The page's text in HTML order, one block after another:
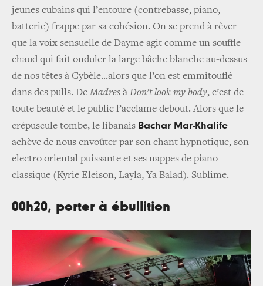
jeunes cubains qui l’entoure (contrebasse, piano,
batterie) frappe par sa cohésion. On se prend à rêver
que la voix sensuelle de Dayme agit comme un souffle
chaud qui fait onduler la large bâche blanche au-dessus
de nos têtes à Cybèle...alors que l’on est emmitouflé
dans des pulls. De Madres à Don’t look my body, c’est de
toute beauté et le public l’acclame debout. Alors que le
crépuscule tombe, le libanais Bachar Mar-Khalife
achève de nous envoûter par son chant hypnotique, son
electro oriental puissante et ses nappes de piano
classique (Kyrie Eleison, Layla, Ya Balad). Sublime.
00h20, porter à ébullition